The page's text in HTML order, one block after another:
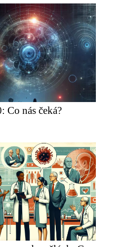
Co nás čeká?